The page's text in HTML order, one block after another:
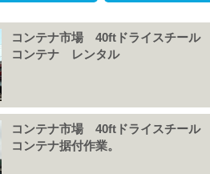
コンテナ市場 40ftドライスチール
コンテナ レンタル
コンテナ市場 40ftドライスチール
コンテナ据付作業。